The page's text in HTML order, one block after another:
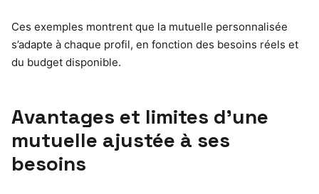
Ces exemples montrent que la mutuelle personnalisée
s’adapte à chaque profil, en fonction des besoins réels et
du budget disponible.
Avantages et limites d’une
mutuelle ajustée à ses
besoins